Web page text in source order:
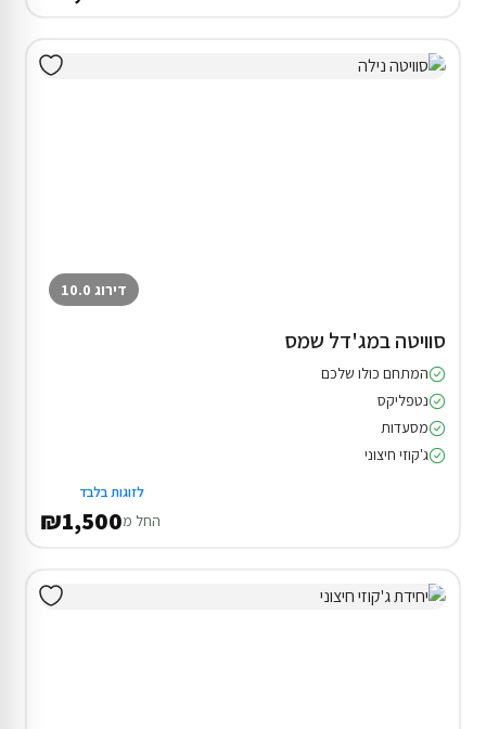
דירוג 10.0
סוויטה במג'דל שמס
המתחם כולו שלכם
נטפליקס
מסעדות
ג'קוזי חיצוני
לזוגות בלבד
החל מ₪1,500